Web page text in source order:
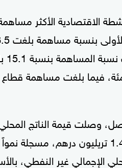
الاقتصادية الأكثر
وصلت قيمة الناتج المحلي